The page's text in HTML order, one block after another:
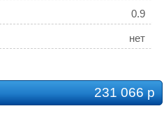
0.9
нет
231 066 р